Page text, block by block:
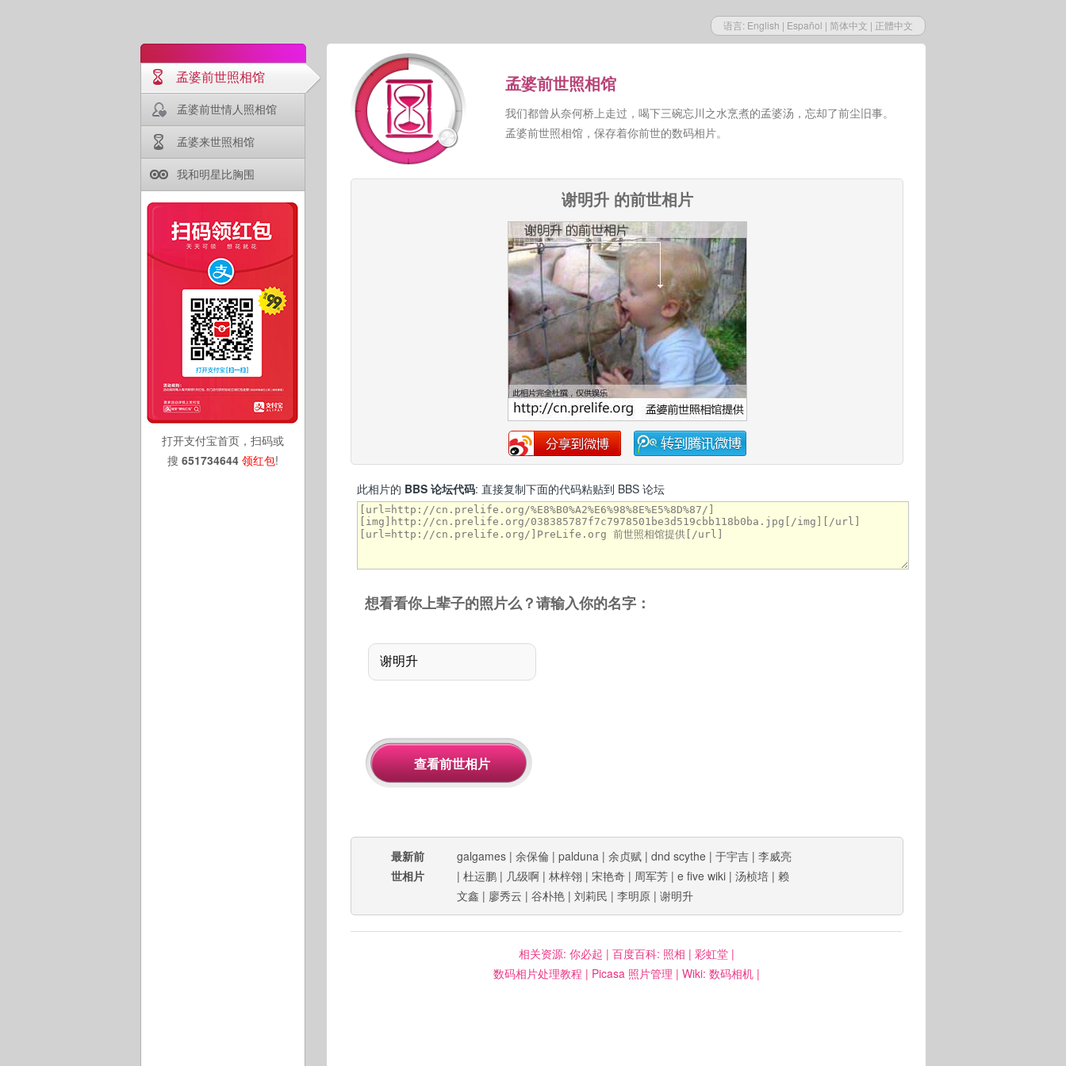
语言: English | Español | 简体中文 | 正體中文
孟婆前世照相馆
孟婆前世情人照相馆
孟婆来世照相馆
我和明星比胸围
打开支付宝首页，扫码或
搜 651734644 领红包!
孟婆前世照相馆
我们都曾从奈何桥上走过，喝下三碗忘川之水烹煮的孟婆汤，忘却了前尘旧事。
孟婆前世照相馆，保存着你前世的数码相片。
谢明升 的前世相片
此相片的 BBS 论坛代码: 直接复制下面的代码粘贴到 BBS 论坛
想看看你上辈子的照片么？请输入你的名字：
最新前
世相片
galgames | 余保倫 | palduna | 余贞赋 | dnd scythe | 于宇吉 | 李威亮
| 杜运鹏 | 几级啊 | 林梓翎 | 宋艳奇 | 周军芳 | e five wiki | 汤桢培 | 赖
文鑫 | 廖秀云 | 谷朴艳 | 刘莉民 | 李明原 | 谢明升
相关资源: 你必起 | 百度百科: 照相 | 彩虹堂|
数码相片处理教程 | Picasa 照片管理 | Wiki: 数码相机|